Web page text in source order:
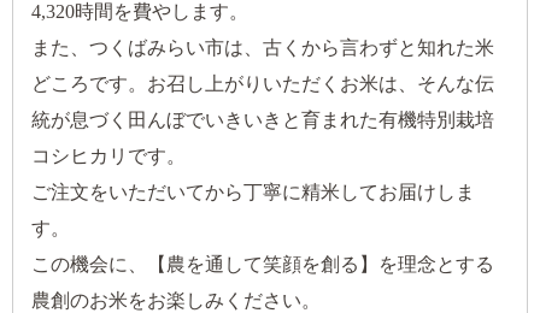
4,320時間を費やします。
また、つくばみらい市は、古くから言わずと知れた米
どころです。お召し上がりいただくお米は、そんな伝
統が息づく田んぼでいきいきと育まれた有機特別栽培
コシヒカリです。
ご注文をいただいてから丁寧に精米してお届けしま
す。
この機会に、【農を通して笑顔を創る】を理念とする
農創のお米をお楽しみください。